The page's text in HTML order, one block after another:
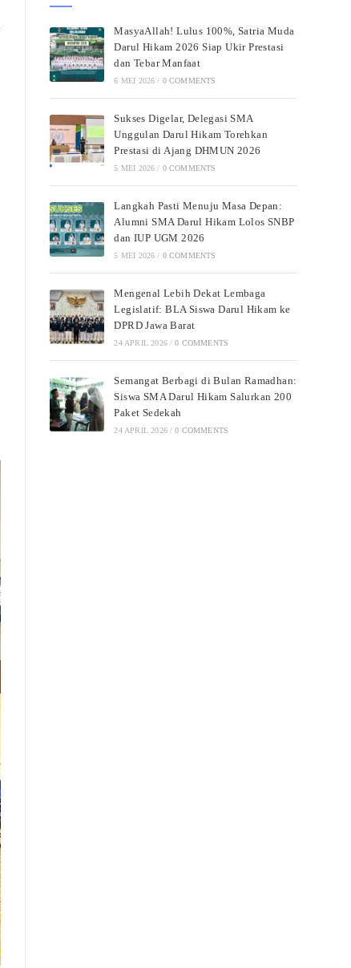
MasyaAllah! Lulus 100%, Satria Muda
Darul Hikam 2026 Siap Ukir Prestasi
dan Tebar Manfaat
6 MEI 2026 / 0 COMMENTS
Sukses Digelar, Delegasi SMA
Unggulan Darul Hikam Torehkan
Prestasi di Ajang DHMUN 2026
5 MEI 2026 / 0 COMMENTS
Langkah Pasti Menuju Masa Depan:
Alumni SMA Darul Hikam Lolos SNBP
dan IUP UGM 2026
5 MEI 2026 / 0 COMMENTS
Mengenal Lebih Dekat Lembaga
Legislatif: BLA Siswa Darul Hikam ke
DPRD Jawa Barat
24 APRIL 2026 / 0 COMMENTS
Semangat Berbagi di Bulan Ramadhan:
Siswa SMA Darul Hikam Salurkan 200
Paket Sedekah
24 APRIL 2026 / 0 COMMENTS